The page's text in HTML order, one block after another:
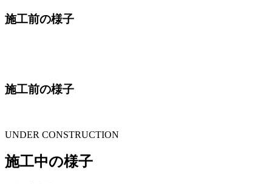
施工前の様子
施工前の様子
UNDER CONSTRUCTION
施工中の様子